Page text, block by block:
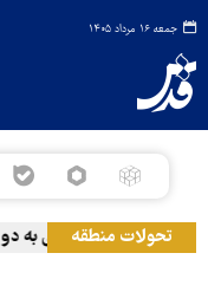
جمعه ۱۶ مرداد ۱۴۰۵
تحولات منطقه
رژیم صهیونیستی به دو